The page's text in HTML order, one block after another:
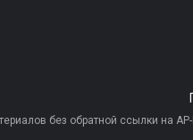
без обратной ссылки на